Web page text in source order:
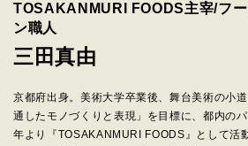
TOSAKANMURI FOODS主宰/フ
ン職人
三田真由
京都府出身。美術大学卒業後、舞台美術の小
通したモノづくりと表現」を目標に、都内の
年より『TOSAKANMURI FOODS』として活